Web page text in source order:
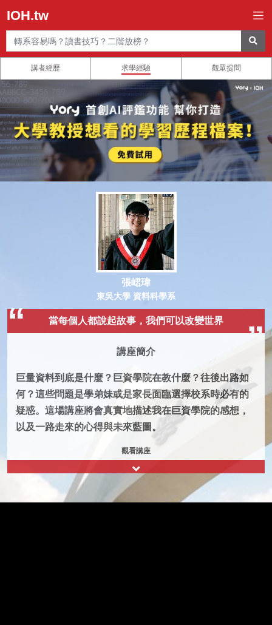
IOH.tw
講者經歷 求學經驗 觀眾提問
張峮瑋
東吳大學 資料科學系
當每個人都說起故事，我們可以改變世界
講座簡介
巨量資料到底是什麼？巨資學院在教什麼？往後出路如
何？這些問題是學弟妹或是家長面臨選擇校系時必有的
疑惑。這場講座將會真實地描述我在巨資學院的感想，
以及一路走來的心得與未來藍圖。
觀看講座